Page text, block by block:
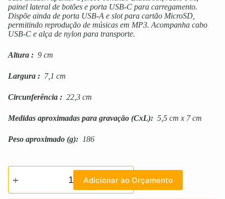
painel lateral de botões e porta USB-C para carregamento.
Dispõe ainda de porta USB-A e slot para cartão MicroSD,
permitindo reprodução de músicas em MP3. Acompanha cabo
USB-C e alça de nylon para transporte.
Altura : 9 cm
Largura : 7,1 cm
Circunferência : 22,3 cm
Medidas aproximadas para gravação (CxL): 5,5 cm x 7 cm
Peso aproximado (g): 186
Adicionar ao Orçamento